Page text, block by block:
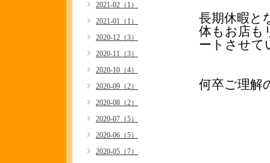
長期休暇と
体もお店も
ートさせて
何卒ご理解
2021-02（1）
2021-01（1）
2020-12（3）
2020-11（3）
2020-10（4）
2020-09（2）
2020-08（2）
2020-07（5）
2020-06（5）
2020-05（7）